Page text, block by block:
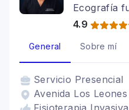
Ecografía
4.9
General Sobre mí
Servicio Presencial
Avenida Los
Fisioterapia